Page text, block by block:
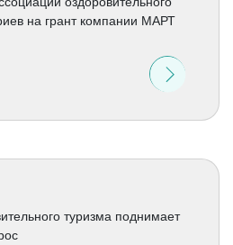
на грант компании МАРТ
туризма поднимает